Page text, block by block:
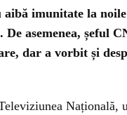
aibă imunitate la
asemenea, șeful
dar a vorbit și
Națională,